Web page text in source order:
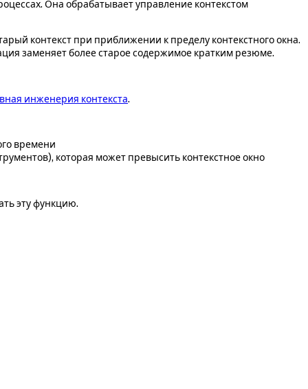
Она обрабатывает управление контекстом
контекст при приближении к пределу контекстного окна.
заменяет более старое содержимое кратким резюме.
инженерия контекста.
времени
которая может превысить контекстное окно
эту функцию.